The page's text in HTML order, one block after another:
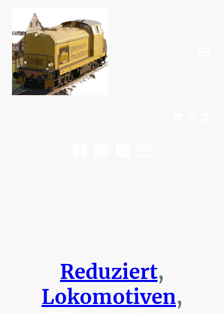
Reduziert,
Lokomotiven,